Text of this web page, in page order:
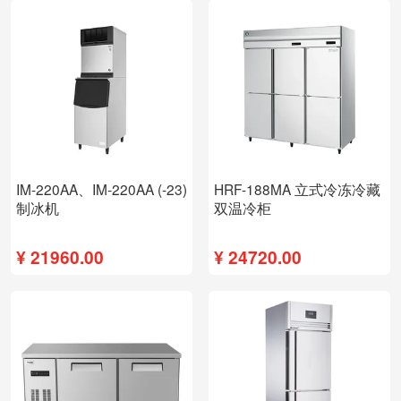
IM-220AA、IM-220AA (-23)
制冰机
¥21960.00
HRF-188MA 立式冷冻冷藏
双温冷柜
¥24720.00